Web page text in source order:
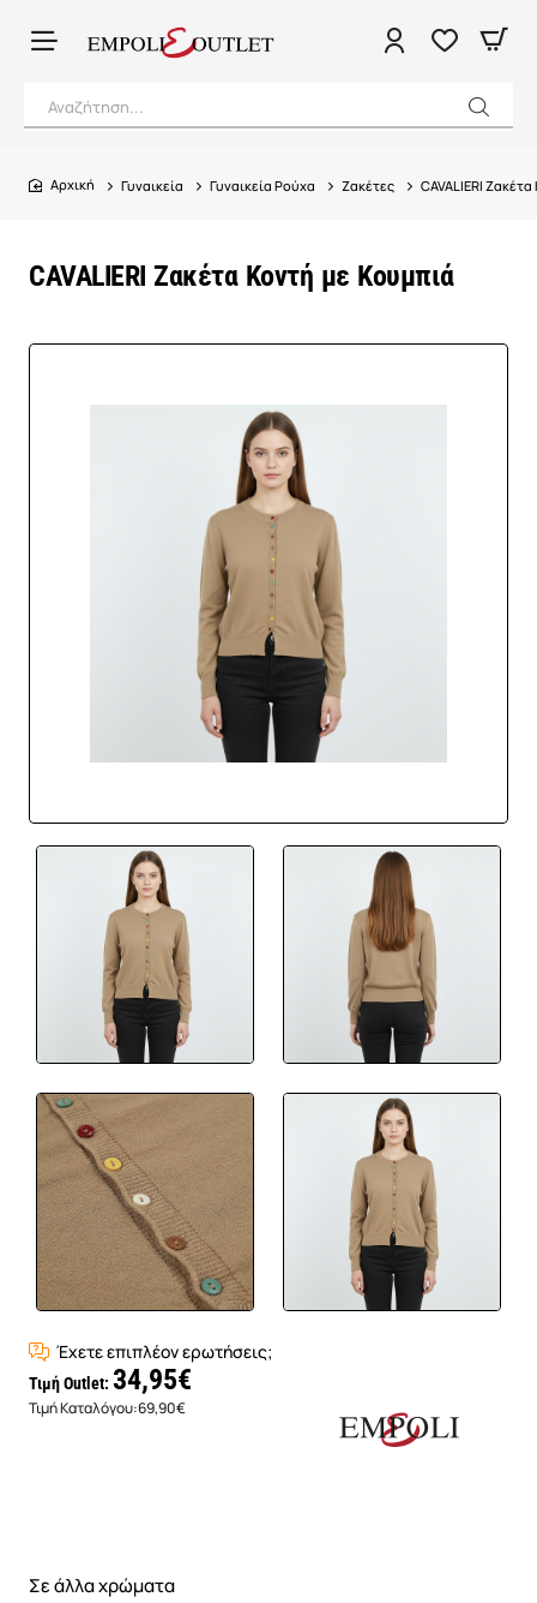
Αναζήτηση...
CAVALIERI Ζακέτα Κοντή με Κουμπιά
home
Γυναικεία Γυναικεία Ρούχα Ζακέτες CAVALIERI
Έχετε επιπλέον ερωτήσεις;
Τιμή Outlet: 34,95€
Τιμή Καταλόγου:69,90€
Σε άλλα χρώματα